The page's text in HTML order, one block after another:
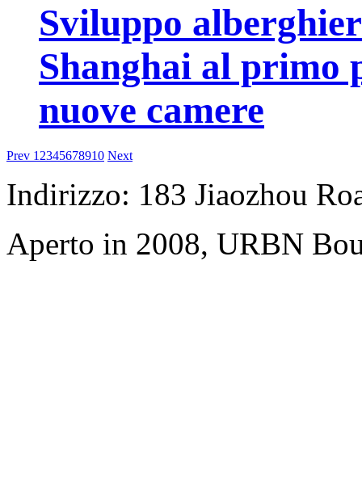
Sviluppo
Shanghai al primo
nuove camere
Prev 1 2345678910 Next
Indirizzo: 183 Jiaozhou
Aperto in 2008, URBN